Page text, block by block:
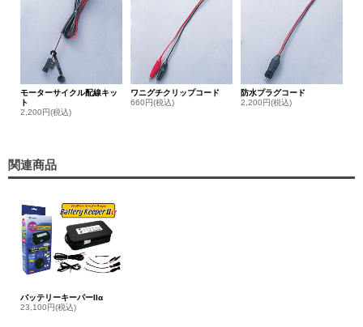
モーターサイクル配線キッ
ト
2,200円(税込)
ワニグチクリップコード
660円(税込)
防水プラグコード
2,200円(税込)
関連商品
バッテリーキーパーIIα
23,100円(税込)